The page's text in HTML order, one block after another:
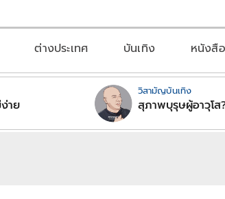
ต่างประเทศ บันเทิง หนังสื
าย
วิสามัญบันเทิง
สุภาพบุรุษผู้อาวุโส